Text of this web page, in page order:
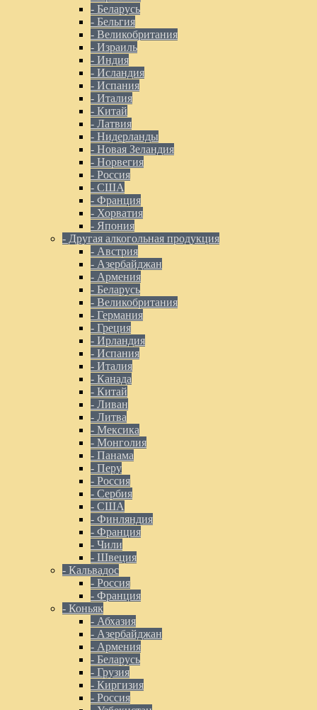
- Беларусь
- Бельгия
- Великобритания
- Израиль
- Индия
- Исландия
- Испания
- Италия
- Китай
- Латвия
- Нидерланды
- Новая Зеландия
- Норвегия
- Россия
- США
- Франция
- Хорватия
- Япония
- Другая алкогольная продукция
- Австрия
- Азербайджан
- Армения
- Беларусь
- Великобритания
- Германия
- Греция
- Ирландия
- Испания
- Италия
- Канада
- Китай
- Ливан
- Литва
- Мексика
- Монголия
- Панама
- Перу
- Россия
- Сербия
- США
- Финляндия
- Франция
- Чили
- Швеция
- Кальвадос
- Россия
- Франция
- Коньяк
- Абхазия
- Азербайджан
- Армения
- Беларусь
- Грузия
- Киргизия
- Россия